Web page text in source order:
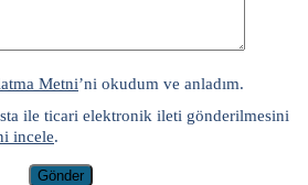
Metni’ni okudum ve anladım.
ile ticari elektronik ileti gönderilmesini
incele.
Gönder